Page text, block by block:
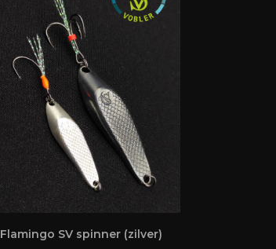
Flamingo SV spinner (zilver)